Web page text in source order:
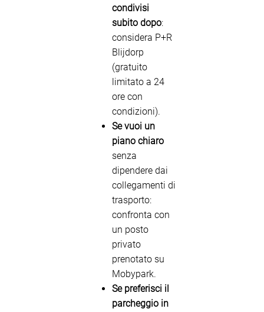
condivisi
subito dopo:
considera P+R
Blijdorp
(gratuito
limitato a 24
ore con
condizioni).
Se vuoi un
piano chiaro
senza
dipendere dai
collegamenti di
trasporto:
confronta con
un posto
privato
prenotato su
Mobypark.
Se preferisci il
parcheggio in